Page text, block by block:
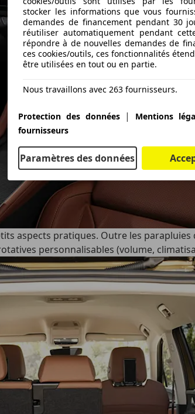
aspects pratiques. Outre les
personnalisables (volume,
stocker les informations que vous
demandes de financement pendant 30
réutiliser automatiquement pendant
répondre à de nouvelles demandes de
ces cookies/outils, ces fonctionnalités
être utilisées en tout ou en partie.
Nous travaillons avec 263 fournisseurs.
Protection des données| Mentions
fournisseurs
Paramètres des données